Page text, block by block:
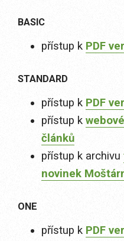
BASIC
přístup k PDF
STANDARD
přístup k PDF
přístup k
článků
přístup k archivu
novinek
ONE
přístup k PDF